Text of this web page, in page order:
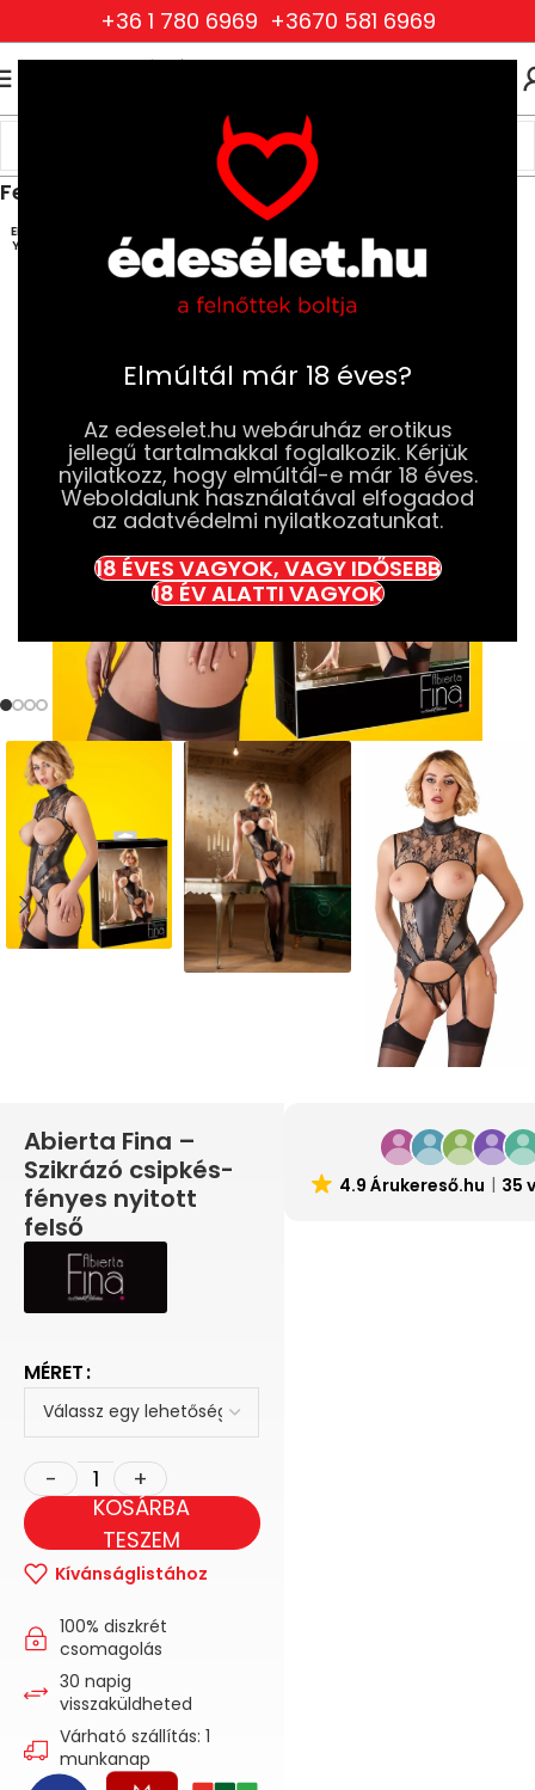
Elmúltál már 18 éves?
Az edeselet.hu webáruház erotikus
jellegű tartalmakkal foglalkozik. Kérjük
nyilatkozz, hogy elmúltál-e már 18 éves.
Weboldalunk használatával elfogadod
az adatvédelmi nyilatkozatunkat.
18 ÉVES VAGYOK, VAGY IDŐSEBB
18 ÉV ALATTI VAGYOK
+36 1 780 6969 +3670 581 6969
Ruhák és Fehérneműk
Női Ruhák és Fehérneműk
Felsők, fűzők és overallok
ELFOG
YOTT
Abierta Fina –
Szikrázó csipkés-
fényes nyitott
felső
MÉRET
KOSÁRBA
TESZEM
Kívánságlistához
100% diszkrét
csomagolás
30 napig
visszaküldheted
Várható szállítás: 1
munkanap
4.9 Árukereső.hu 35